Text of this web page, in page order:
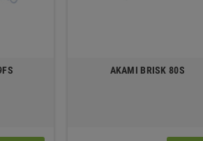
AKAMI BRISK 80S